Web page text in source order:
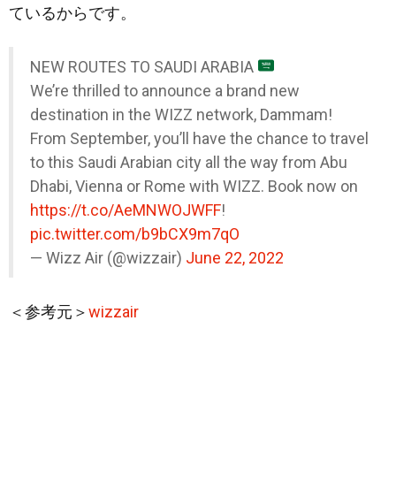
ているからです。
NEW ROUTES TO SAUDI ARABIA
We’re thrilled to announce a brand new
destination in the WIZZ network, Dammam!
From September, you’ll have the chance to travel
to this Saudi Arabian city all the way from Abu
Dhabi, Vienna or Rome with WIZZ. Book now on
https://t.co/AeMNWOJWFF!
pic.twitter.com/b9bCX9m7qO
— Wizz Air (@wizzair) June 22, 2022
＜参考元＞wizzair